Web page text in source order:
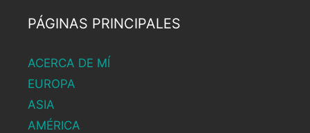
PÁGINAS PRINCIPALES
ACERCA DE MÍ
EUROPA
ASIA
AMÉRICA